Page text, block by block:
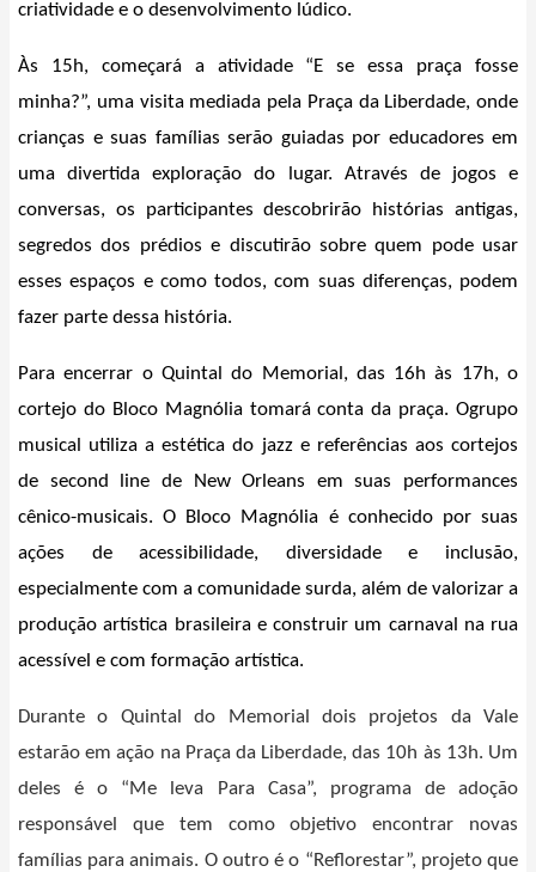
criatividade e o desenvolvimento lúdico.
Às 15h, começará a atividade “E se essa praça fosse
minha?”, uma visita mediada pela Praça da Liberdade, onde
crianças e suas famílias serão guiadas por educadores em
uma divertida exploração do lugar. Através de jogos e
conversas, os participantes descobrirão histórias antigas,
segredos dos prédios e discutirão sobre quem pode usar
esses espaços e como todos, com suas diferenças, podem
fazer parte dessa história.
Para encerrar o Quintal do Memorial, das 16h às 17h, o
cortejo do Bloco Magnólia tomará conta da praça. Ogrupo
musical utiliza a estética do jazz e referências aos cortejos
de second line de New Orleans em suas performances
cênico-musicais. O Bloco Magnólia é conhecido por suas
ações de acessibilidade, diversidade e inclusão,
especialmente com a comunidade surda, além de valorizar a
produção artística brasileira e construir um carnaval na rua
acessível e com formação artística.
Durante o Quintal do Memorial dois projetos da Vale
estarão em ação na Praça da Liberdade, das 10h às 13h. Um
deles é o “Me leva Para Casa”, programa de adoção
responsável que tem como objetivo encontrar novas
famílias para animais. O outro é o “Reflorestar”, projeto que